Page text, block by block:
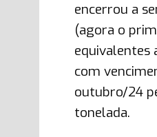
encerrou a
(agora o
equivalentes
com
outubro/24
tonelada.